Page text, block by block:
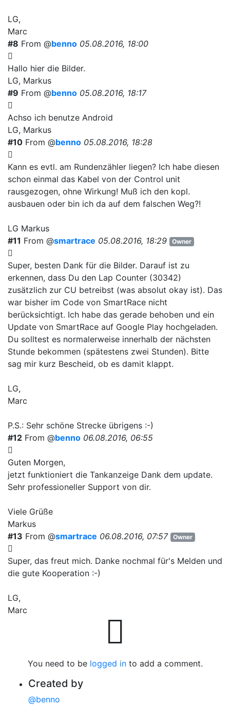
LG,
Marc
#8 From @benno 05.08.2016, 18:00
Hallo hier die Bilder.
LG, Markus
#9 From @benno 05.08.2016, 18:17
Achso ich benutze Android
LG, Markus
#10 From @benno 05.08.2016, 18:28
Kann es evtl. am Rundenzähler liegen? Ich habe diesen
schon einmal das Kabel von der Control unit
rausgezogen, ohne Wirkung! Muß ich den kopl.
ausbauen oder bin ich da auf dem falschen Weg?!
LG Markus
#11 From @smartrace 05.08.2016, 18:29 Owner
Super, besten Dank für die Bilder. Darauf ist zu
erkennen, dass Du den Lap Counter (30342)
zusätzlich zur CU betreibst (was absolut okay ist). Das
war bisher im Code von SmartRace nicht
berücksichtigt. Ich habe das gerade behoben und ein
Update von SmartRace auf Google Play hochgeladen.
Du solltest es normalerweise innerhalb der nächsten
Stunde bekommen (spätestens zwei Stunden). Bitte
sag mir kurz Bescheid, ob es damit klappt.
LG,
Marc
P.S.: Sehr schöne Strecke übrigens :-)
#12 From @benno 06.08.2016, 06:55
Guten Morgen,
jetzt funktioniert die Tankanzeige Dank dem update.
Sehr professioneller Support von dir.
Viele Grüße
Markus
#13 From @smartrace 06.08.2016, 07:57 Owner
Super, das freut mich. Danke nochmal für's Melden und
die gute Kooperation :-)
LG,
Marc
You need to be logged into add a comment.
Created by
@benno